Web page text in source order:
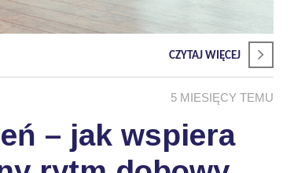
CZYTAJ WIĘCEJ
5 MIESIĘCY TEMU
– jak wspiera